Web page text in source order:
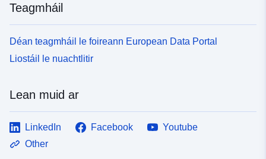
Teagmháil
Déan teagmháil le foireann European Data Portal
Liostáil le nuachtlitir
Lean muid ar
LinkedIn Facebook
Youtube
Other